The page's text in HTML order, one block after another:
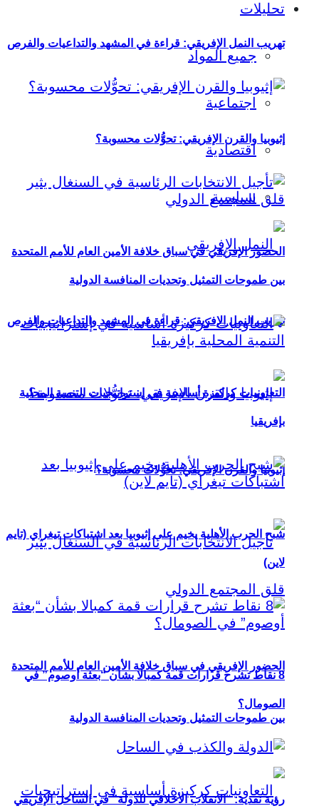
تحليلات
جميع المواد
اجتماعية
اقتصادية
سياسية
تهريب النمل الإفريقي: قراءة في المشهد والتداعيات والفرص
إثيوبيا والقرن الإفريقي: تحوُّلات محسوبة؟
الحضور الإفريقي في سباق خلافة الأمين العام للأمم المتحدة
بين طموحات التمثيل وتحديات المنافسة الدولية
تهريب النمل الإفريقي: قراءة في المشهد والتداعيات والفرص
إثيوبيا والقرن الإفريقي: تحوُّلات محسوبة؟
الحضور الإفريقي في سباق خلافة الأمين العام للأمم المتحدة
بين طموحات التمثيل وتحديات المنافسة الدولية
التعاونيات كركيزة أساسية في إستراتيجيات التنمية المحلية
بإفريقيا
شبح الحرب الأهلية يخيم على إثيوبيا بعد اشتباكات تيغراي (تايم
لاين)
8 نقاط تشرح قرارات قمة كمبالا بشأن “بعثة أوصوم” في
الصومال؟
رؤية نقدية: “الانقلاب الأخلاقي للدولة” في الساحل الإفريقي